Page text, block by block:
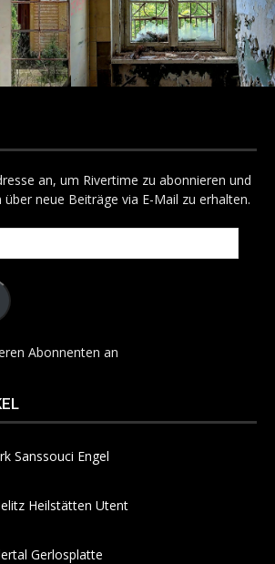
an, um Rivertime zu abonnieren und
neue Beiträge via E-Mail zu erhalten.
Abonnenten an
Sanssouci Engel
Heilstätten Utent
Gerlosplatte